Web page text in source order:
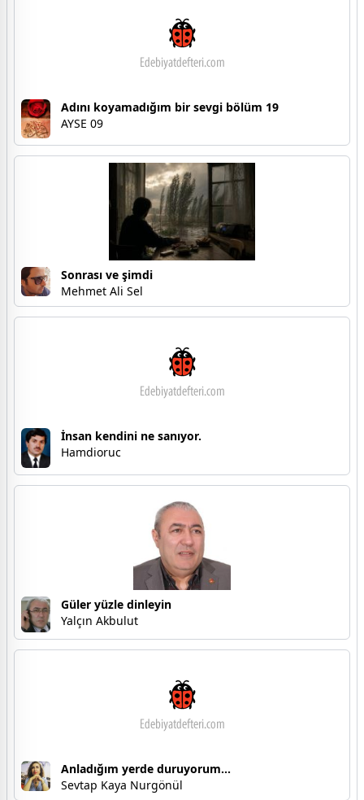
Adını koyamadığım bir sevgi bölüm 19
AYSE 09
Sonrası ve şimdi
Mehmet Ali Sel
İnsan kendini ne sanıyor.
Hamdioruc
Güler yüzle dinleyin
Yalçın Akbulut
Anladığım yerde duruyorum...
Sevtap Kaya Nurgönül